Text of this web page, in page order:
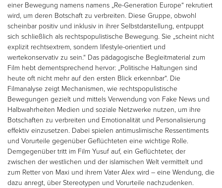
einer Bewegung namens namens „Re-Generation Europe“ rekrutiert
wird, um deren Botschaft zu verbreiten. Diese Gruppe, obwohl
scheinbar positiv und inklusiv in ihrer Selbstdarstellung, entpuppt
sich schließlich als rechtspopulistische Bewegung. Sie „scheint nicht
explizit rechtsextrem, sondern lifestyle-orientiert und
wertekonservativ zu sein.“ Das pädagogische Begleitmaterial zum
Film hebt dementsprechend hervor: „Politische Haltungen sind
heute oft nicht mehr auf den ersten Blick erkennbar“. Die
Filmanalyse zeigt Mechanismen, wie rechtspopulistische
Bewegungen gezielt und mittels Verwendung von Fake News und
Halbwahrheiten Medien und soziale Netzwerke nutzen, um ihre
Botschaften zu verbreiten und Emotionalität und Personalisierung
effektiv einzusetzen. Dabei spielen antimuslimische Ressentiments
und Vorurteile gegenüber Geflüchteten eine wichtige Rolle.
Demgegenüber tritt im Film Yusuf auf, ein Geflüchteter, der
zwischen der westlichen und der islamischen Welt vermittelt und
zum Retter von Maxi und ihrem Vater Alex wird – eine Wendung, die
dazu anregt, über Stereotypen und Vorurteile nachzudenken.